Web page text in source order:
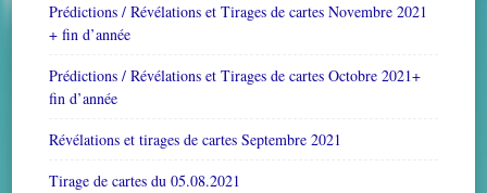
Prédictions / Révélations et Tirages de cartes Novembre 2021
+ fin d’année
Prédictions / Révélations et Tirages de cartes Octobre 2021+
fin d’année
Révélations et tirages de cartes Septembre 2021
Tirage de cartes du 05.08.2021